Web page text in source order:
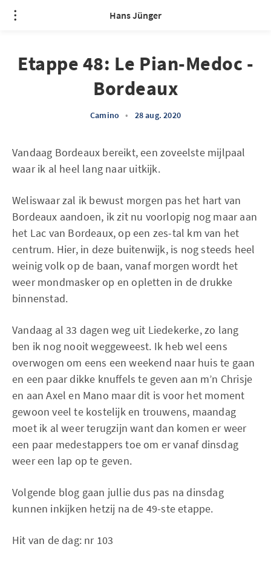
Hans Jünger
Etappe 48: Le Pian-Medoc -
Bordeaux
Camino • 28 aug. 2020
Vandaag Bordeaux bereikt, een zoveelste mijlpaal
waar ik al heel lang naar uitkijk.
Weliswaar zal ik bewust morgen pas het hart van
Bordeaux aandoen, ik zit nu voorlopig nog maar aan
het Lac van Bordeaux, op een zes-tal km van het
centrum. Hier, in deze buitenwijk, is nog steeds heel
weinig volk op de baan, vanaf morgen wordt het
weer mondmasker op en opletten in de drukke
binnenstad.
Vandaag al 33 dagen weg uit Liedekerke, zo lang
ben ik nog nooit weggeweest. Ik heb wel eens
overwogen om eens een weekend naar huis te gaan
en een paar dikke knuffels te geven aan m’n Chrisje
en aan Axel en Mano maar dit is voor het moment
gewoon veel te kostelijk en trouwens, maandag
moet ik al weer terugzijn want dan komen er weer
een paar medestappers toe om er vanaf dinsdag
weer een lap op te geven.
Volgende blog gaan jullie dus pas na dinsdag
kunnen inkijken hetzij na de 49-ste etappe.
Hit van de dag: nr 103